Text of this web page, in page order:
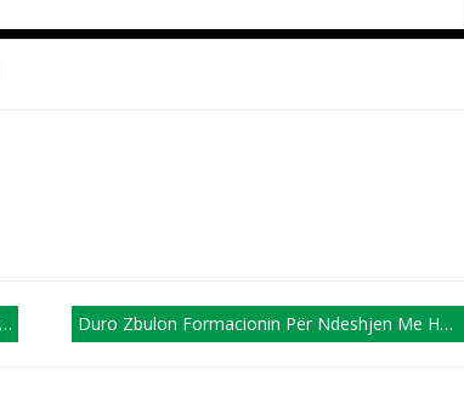
Duro Zbulon Formacionin Për Ndeshjen Me Hesperange